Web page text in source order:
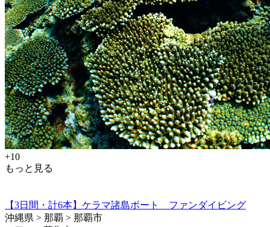
+10
もっと見る
【3日間・計6本】ケラマ諸島ボート ファンダイビング
沖縄県 > 那覇 > 那覇市